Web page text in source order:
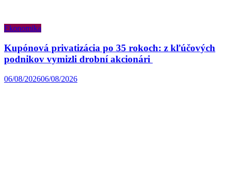
Ekonomika
Kupónová privatizácia po 35 rokoch: z kľúčových
podnikov vymizli drobní akcionári
06/08/202606/08/2026